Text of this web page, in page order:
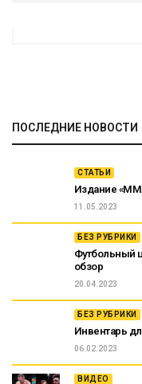
ПОСЛЕДНИЕ НОВОСТИ
СТАТЬИ
Издание
11.05.2023
БЕЗ РУБРИКИ
Футбольный
обзор
20.04.2023
БЕЗ РУБРИКИ
Инвентарь
06.02.2023
ВИДЕО